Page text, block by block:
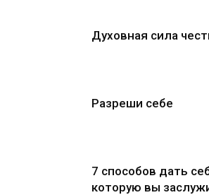
Духовная сила
Разреши себе
7 способов дать
которую вы